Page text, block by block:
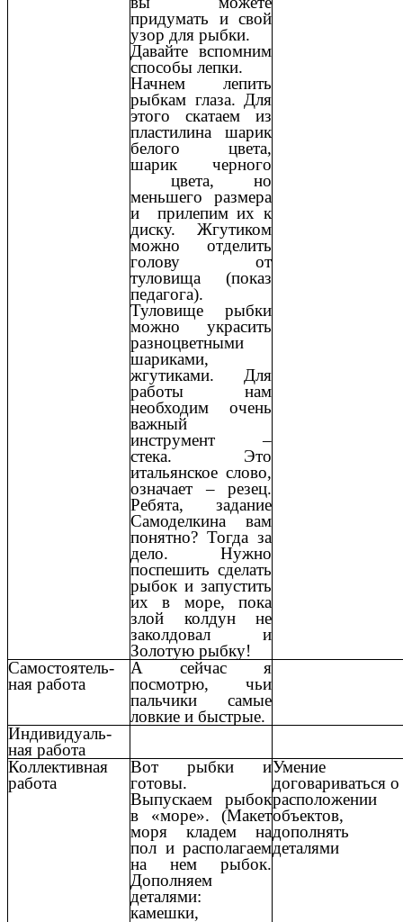
придумать и свой
узор для рыбки.
Давайте вспомним
способы лепки.
Начнем лепить
рыбкам глаза. Для
этого скатаем из
пластилина шарик
белого цвета,
шарик черного
цвета, но
меньшего размера
и прилепим их к
диску. Жгутиком
можно отделить
голову от
туловища (показ
педагога).
Туловище рыбки
можно украсить
разноцветными
шариками,
жгутиками. Для
работы нам
необходим очень
важный
инструмент –
стека. Это
итальянское слово,
означает – резец.
Ребята, задание
Самоделкина вам
понятно? Тогда за
дело. Нужно
поспешить сделать
рыбок и запустить
их в море, пока
злой колдун не
заколдовал и
Золотую рыбку!
Самостоятель-
ная работа
А сейчас я
посмотрю, чьи
пальчики самые
ловкие и быстрые.
Индивидуаль-
ная работа
Коллективная
работа
Вот рыбки и
готовы.
Выпускаем рыбок
в «море». (Макет
моря кладем на
пол и располагаем
на нем рыбок.
Дополняем
деталями:
камешки,
Умение
договариваться о
расположении
объектов,
дополнять
деталями